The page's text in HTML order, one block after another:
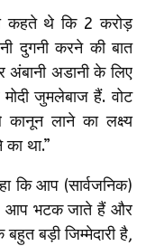
कहते थे कि 2 करोड़
दुगनी करने की बात
अडानी के लिए
जुमलेबाज हैं. वोट
लाने का लक्ष्य
था.”
कि आप (सार्वजनिक)
हैं. आप भटक जाते हैं और
बड़ी जिम्मेदारी है,